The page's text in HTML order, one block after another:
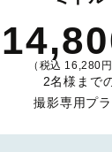
（税込 16,280円
2名様まで
撮影専用プ